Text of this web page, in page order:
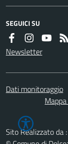
SEGUICI SU
Newsletter
Dati monitoraggio
Sito Realizzato da